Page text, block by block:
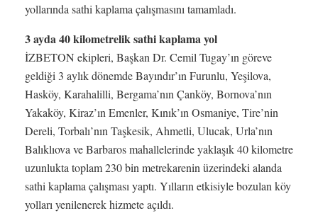
yollarında sathi kaplama çalışmasını tamamladı.
3 ayda 40 kilometrelik sathi kaplama yol
İZBETON ekipleri, Başkan Dr. Cemil Tugay’ın göreve
geldiği 3 aylık dönemde Bayındır’ın Furunlu, Yeşilova,
Hasköy, Karahalilli, Bergama’nın Çanköy, Bornova’nın
Yakaköy, Kiraz’ın Emenler, Kınık’ın Osmaniye, Tire’nin
Dereli, Torbalı’nın Taşkesik, Ahmetli, Ulucak, Urla’nın
Balıklıova ve Barbaros mahallelerinde yaklaşık 40 kilometre
uzunlukta toplam 230 bin metrekarenin üzerindeki alanda
sathi kaplama çalışması yaptı. Yılların etkisiyle bozulan köy
yolları yenilenerek hizmete açıldı.